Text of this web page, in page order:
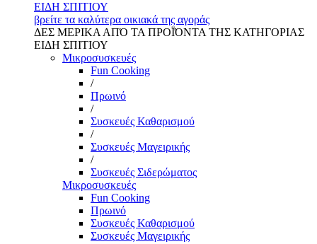
ΕΙΔΗ ΣΠΙΤΙΟΥ
βρείτε τα καλύτερα οικιακά της αγοράς
ΔΕΣ ΜΕΡΙΚΑ ΑΠΌ ΤΑ ΠΡΟΪΌΝΤΑ ΤΗΣ ΚΑΤΗΓΟΡΙΑΣ
ΕΙΔΗ ΣΠΙΤΙΟΥ
Μικροσυσκευές
Fun Cooking
/
Πρωινό
/
Συσκευές Καθαρισμού
/
Συσκευές Μαγειρικής
/
Συσκευές Σιδερώματος
Μικροσυσκευές
Fun Cooking
Πρωινό
Συσκευές Καθαρισμού
Συσκευές Μαγειρικής